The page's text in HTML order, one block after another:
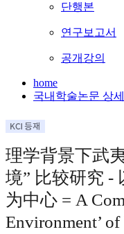
단행본
연구보고서
공개강의
home
국내학술논문 상세
理学背景下武
境” 比较研究 -
为中心 = A
Environment’